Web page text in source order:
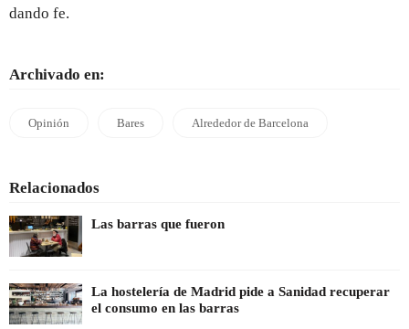
dando fe.
Archivado en:
Opinión Bares Alrededor de Barcelona
Relacionados
Las barras que fueron
La hostelería de Madrid pide a Sanidad recuperar
el consumo en las barras